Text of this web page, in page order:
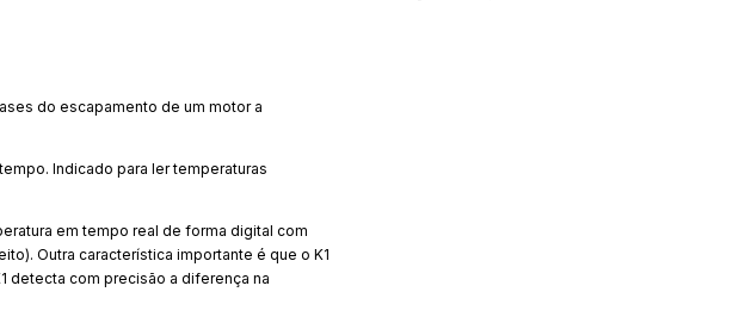
do escapamento de um motor a
Indicado para ler temperaturas
em tempo real de forma digital com
Outra característica importante é que o K1
detecta com precisão a diferença na